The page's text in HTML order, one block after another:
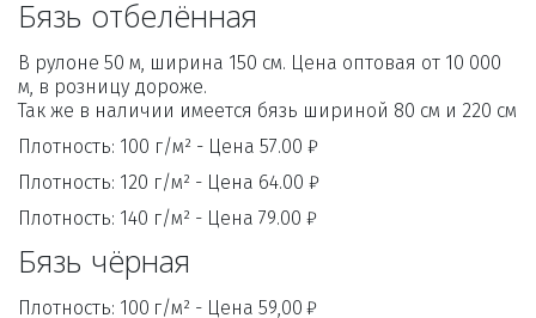
Бязь отбелённая
В рулоне 50 м, ширина 150 см. Цена оптовая от 10 000
м, в розницу дороже.
Так же в наличии имеется бязь шириной 80 см и 220 см
Плотность: 100 г/м² - Цена 57.00 ₽
Плотность: 120 г/м² - Цена 64.00 ₽
Плотность: 140 г/м² - Цена 79.00 ₽
Бязь чёрная
Плотность: 100 г/м² - Цена 59,00 ₽